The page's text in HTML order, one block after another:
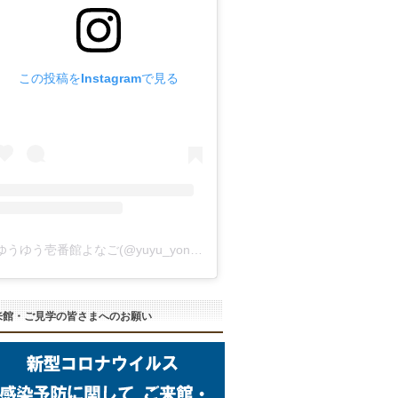
この投稿をInstagramで見る
ゆうゆう壱番館よなご(@yuyu_yonago)がシェアした投稿
館・ご見学の皆さまへのお願い